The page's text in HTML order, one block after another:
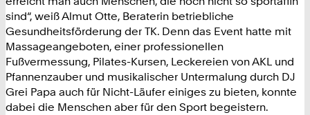
sind“, weiß Almut Otte, Beraterin betriebliche
Gesundheitsförderung der TK. Denn das Event hatte mit
Massageangeboten, einer professionellen
Fußvermessung, Pilates-Kursen, Leckereien von AKL und
Pfannenzauber und musikalischer Untermalung durch DJ
Grei Papa auch für Nicht-Läufer einiges zu bieten, konnte
dabei die Menschen aber für den Sport begeistern.